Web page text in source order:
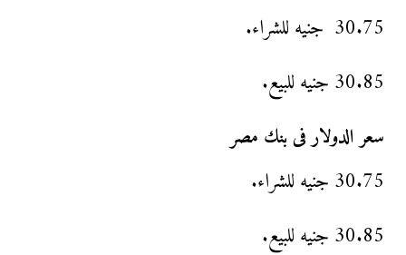
30.75 جنيه للشراء.
30.85 جنيه للبيع.
سعر الدولار فى بنك مصر
30.75 جنيه للشراء.
30.85 جنيه للبيع.